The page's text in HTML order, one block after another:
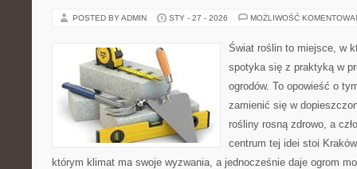
POSTED BY ADMIN STY - 27 - 2026 MOŻLIWOŚĆ
Świat roślin to miejsce, w
spotyka się z praktyką w
ogrodów. To opowieść o
zamienić się w
rośliny rosną zdrowo, a
centrum tej idei stoi
którym klimat ma swoje wyzwania, a jednocześnie daje ogrom